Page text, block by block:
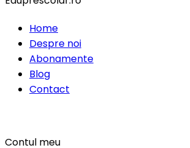
Home
Despre noi
Abonamente
Blog
Contact
Contul meu